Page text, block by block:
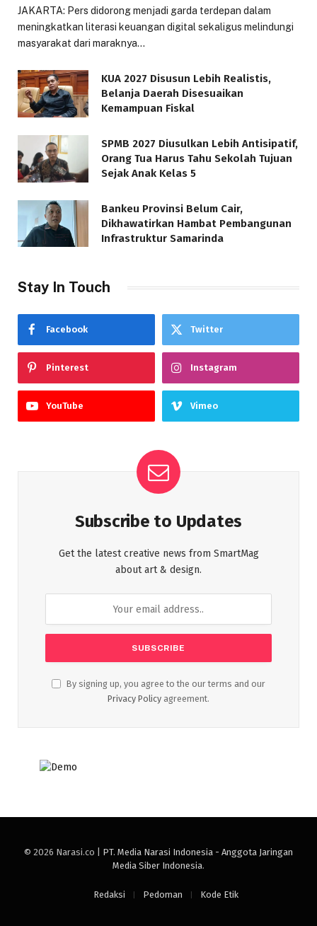
JAKARTA: Pers didorong menjadi garda terdepan dalam
meningkatkan literasi keuangan digital sekaligus melindungi
masyarakat dari maraknya…
KUA 2027 Disusun Lebih Realistis,
Belanja Daerah Disesuaikan
Kemampuan Fiskal
SPMB 2027 Diusulkan Lebih Antisipatif,
Orang Tua Harus Tahu Sekolah Tujuan
Sejak Anak Kelas 5
Bankeu Provinsi Belum Cair,
Dikhawatirkan Hambat Pembangunan
Infrastruktur Samarinda
Stay In Touch
Facebook Twitter
Pinterest Instagram
YouTube Vimeo
Subscribe to Updates
Get the latest creative news from SmartMag
about art & design.
By signing up, you agree to the our terms and our
Privacy Policy agreement.
© 2026 Narasi.co | PT. Media Narasi Indonesia - Anggota Jaringan
Media Siber Indonesia.
Redaksi Pedoman Kode Etik